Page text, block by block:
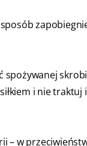
i nie
– w